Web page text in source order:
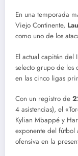
En una temporada
Viejo Continente,
como uno de los
El actual capitán
selecto grupo de los
en las cinco ligas
Con un registro de
4 asistencias), el
Kylian Mbappé y
exponente del
ofensiva en la